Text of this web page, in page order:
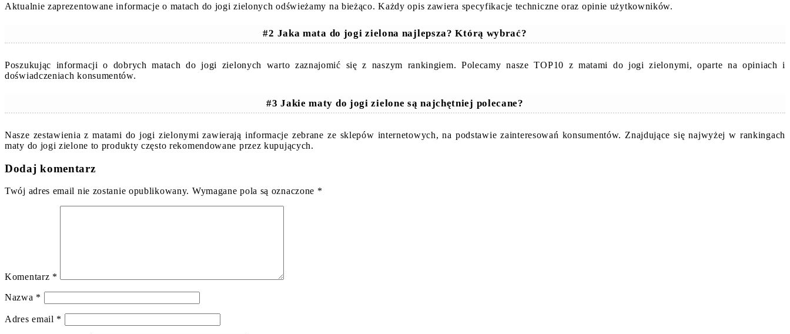
Aktualnie zaprezentowane informacje o matach do jogi zielonych odświeżamy na bieżąco. Każdy opis zawiera specyfikacje techniczne oraz opinie użytkowników.
#2 Jaka mata do jogi zielona najlepsza? Którą wybrać?
Poszukując informacji o dobrych matach do jogi zielonych warto zaznajomić się z naszym rankingiem. Polecamy nasze TOP10 z matami do jogi zielonymi, oparte na opiniach i
doświadczeniach konsumentów.
#3 Jakie maty do jogi zielone są najchętniej polecane?
Nasze zestawienia z matami do jogi zielonymi zawierają informacje zebrane ze sklepów internetowych, na podstawie zainteresowań konsumentów. Znajdujące się najwyżej w rankingach
maty do jogi zielone to produkty często rekomendowane przez kupujących.
Dodaj komentarz
Twój adres email nie zostanie opublikowany. Wymagane pola są oznaczone *
Komentarz *
Nazwa *
Adres email *